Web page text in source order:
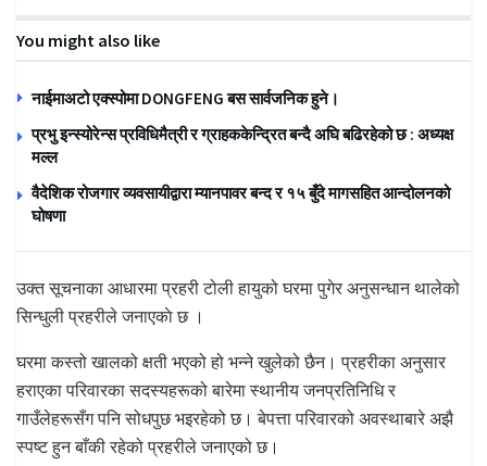
You might also like
नाईमाअटो एक्स्पोमा DONGFENG बस सार्वजनिक हुने।
प्रभु इन्स्योरेन्स प्रविधिमैत्री र ग्राहककेन्द्रित बन्दै अघि बढिरहेको छ : अध्यक्ष
मल्ल
वैदेशिक रोजगार व्यवसायीद्वारा म्यानपावर बन्द र १५ बुँदे मागसहित आन्दोलनको
घोषणा
उक्त सूचनाका आधारमा प्रहरी टोली हायुको घरमा पुगेर अनुसन्धान थालेको
सिन्धुली प्रहरीले जनाएकाे छ ।
घरमा कस्तो खालको क्षती भएको हो भन्ने खुलेको छैन। प्रहरीका अनुसार
हराएका परिवारका सदस्यहरूको बारेमा स्थानीय जनप्रतिनिधि र
गाउँलेहरूसँग पनि सोधपुछ भइरहेको छ। बेपत्ता परिवारको अवस्थाबारे अझै
स्पष्ट हुन बाँकी रहेको प्रहरीले जनाएको छ।